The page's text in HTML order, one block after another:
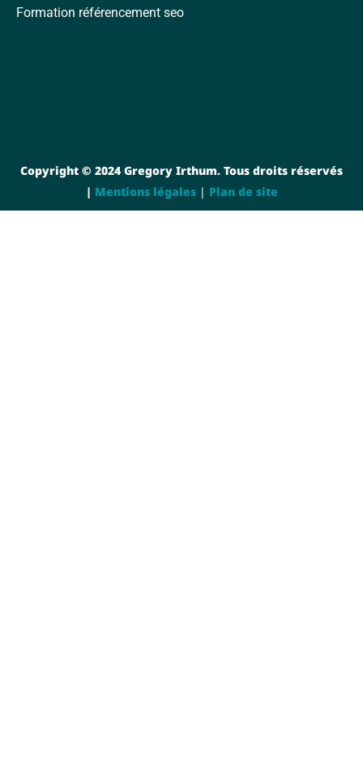
Formation référencement seo
Copyright © 2024 Gregory Irthum. Tous droits réservés
| Mentions légales| Plan de site